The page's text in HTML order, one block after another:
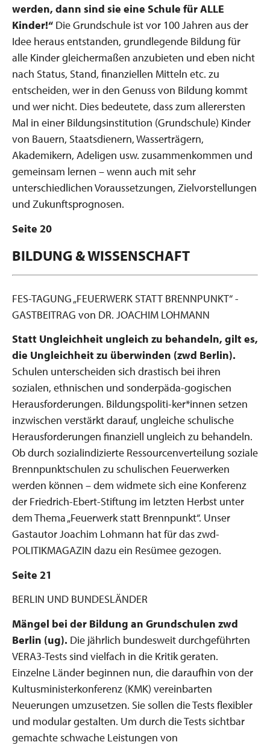
werden, dann sind sie eine Schule für ALLE
Kinder!“ Die Grundschule ist vor 100 Jahren aus der
Idee heraus entstanden, grundlegende Bildung für
alle Kinder gleichermaßen anzubieten und eben nicht
nach Status, Stand, finanziellen Mitteln etc. zu
entscheiden, wer in den Genuss von Bildung kommt
und wer nicht. Dies bedeutete, dass zum allerersten
Mal in einer Bildungsinstitution (Grundschule) Kinder
von Bauern, Staatsdienern, Wasserträgern,
Akademikern, Adeligen usw. zusammenkommen und
gemeinsam lernen – wenn auch mit sehr
unterschiedlichen Voraussetzungen, Zielvorstellungen
und Zukunftsprognosen.
Seite 20
BILDUNG & WISSENSCHAFT
FES-TAGUNG „FEUERWERK STATT BRENNPUNKT“ -
GASTBEITRAG von DR. JOACHIM LOHMANN
Statt Ungleichheit ungleich zu behandeln, gilt es,
die Ungleichheit zu überwinden (zwd Berlin).
Schulen unterscheiden sich ­drastisch bei ihren
sozialen, ethnischen und ­sonderpäda-gogischen
Herausforderungen. Bildungspoliti-ker*innen setzen
inzwischen verstärkt darauf, ungleiche schulische
Herausforderungen finanziell ungleich zu behandeln.
Ob durch sozialindizierte Ressourcenverteilung soziale
Brennpunktschulen zu schulischen Feuerwerken
werden können – dem widmete sich eine Konferenz
der Friedrich-Ebert-Stiftung im letzten Herbst unter
dem Thema „Feuerwerk statt Brennpunkt“. Unser
Gastautor Joachim Lohmann hat für das zwd-
POLITIKMAGAZIN dazu ein Resümee gezogen.
Seite 21
BERLIN UND BUNDESLÄNDER
Mängel bei der Bildung an Grundschulen zwd
Berlin (ug). Die jährlich bundesweit durchgeführten
VERA3-Tests sind vielfach in die Kritik geraten.
Einzelne Länder beginnen nun, die daraufhin von der
Kultusministerkonferenz (KMK) vereinbarten
Neuerungen umzusetzen. Sie sollen die Tests flexibler
und modular gestalten. Um durch die Tests sichtbar
gemachte schwache Leistungen von